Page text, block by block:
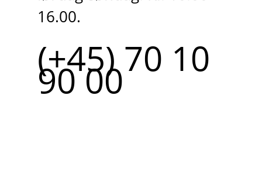
16.00.
(+45) 70 10
90 00